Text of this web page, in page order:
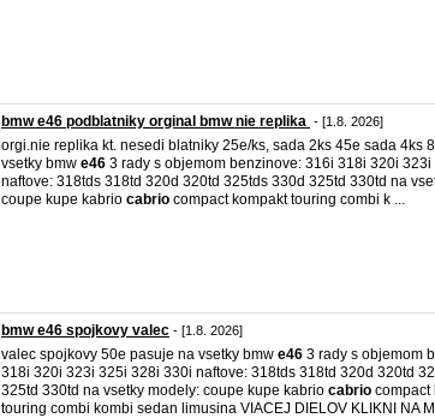
bmw e46 podblatniky orginal bmw nie replika - [1.8. 2026]
orgi.nie replika kt. nesedi blatniky 25e/ks, sada 2ks 45e sada 4ks
vsetky bmw e46 3 rady s objemom benzinove: 316i 318i 320i
naftove: 318tds 318td 320d 320td 325tds 330d 325td 330td na
coupe kupe kabrio cabrio compact kompakt touring combi k ...
bmw e46 spojkovy valec - [1.8. 2026]
valec spojkovy 50e pasuje na vsetky bmw e46 3 rady s objemom
318i 320i 323i 325i 328i 330i naftove: 318tds 318td 320d 320td
325td 330td na vsetky modely: coupe kupe kabrio cabrio compact
touring combi kombi sedan limusina VIACEJ DIELOV KLIKNI NA